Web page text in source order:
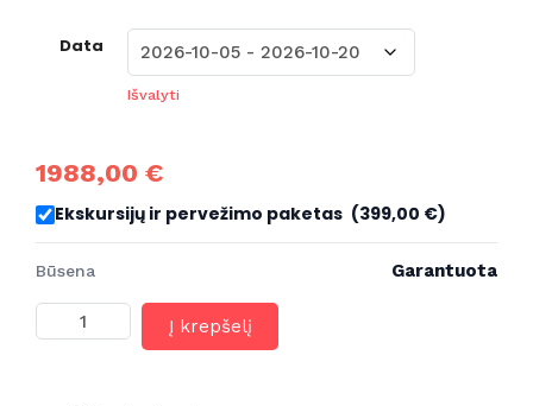
Data
Išvalyti
1988,00 €
Ekskursijų ir pervežimo paketas (399,00 €)
Būsena Garantuota
produkto
kiekis:
Į krepšelį